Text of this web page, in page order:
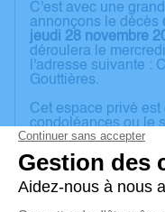
C'est avec une
annonçons le décès
jeudi 28 novembre
déroulera le
l'adresse suivante :
Gouttières.
Cet espace privé
condoléances ou le
Pas de plaque,
Un service de